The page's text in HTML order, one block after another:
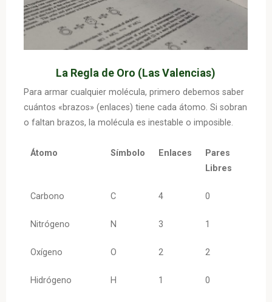
La Regla de Oro (Las Valencias)
Para armar cualquier molécula, primero debemos saber
cuántos «brazos» (enlaces) tiene cada átomo. Si sobran
o faltan brazos, la molécula es inestable o imposible.
Átomo Símbolo Enlaces
Pares
Libres
Carbono C 4 0
Nitrógeno N 3 1
Oxígeno O 2 2
Hidrógeno H 1 0